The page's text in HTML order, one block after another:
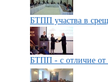
БТПП участва в
БТПП - с отличие от